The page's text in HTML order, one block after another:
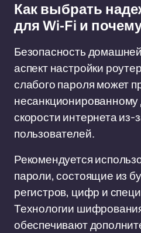
Как выбрать
для Wi-Fi и
Безопасность
аспект настройки
слабого пароля может
скорости интернета из-
пользователей.
Рекомендуется
пароли, состоящие из
регистров, цифр и
Технологии
обеспечивают